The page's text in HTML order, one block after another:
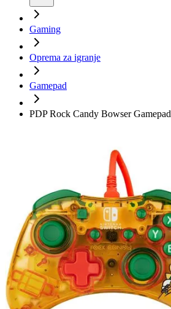
Gaming
Oprema za igranje
Gamepad
PDP Rock Candy Bowser Gamepad